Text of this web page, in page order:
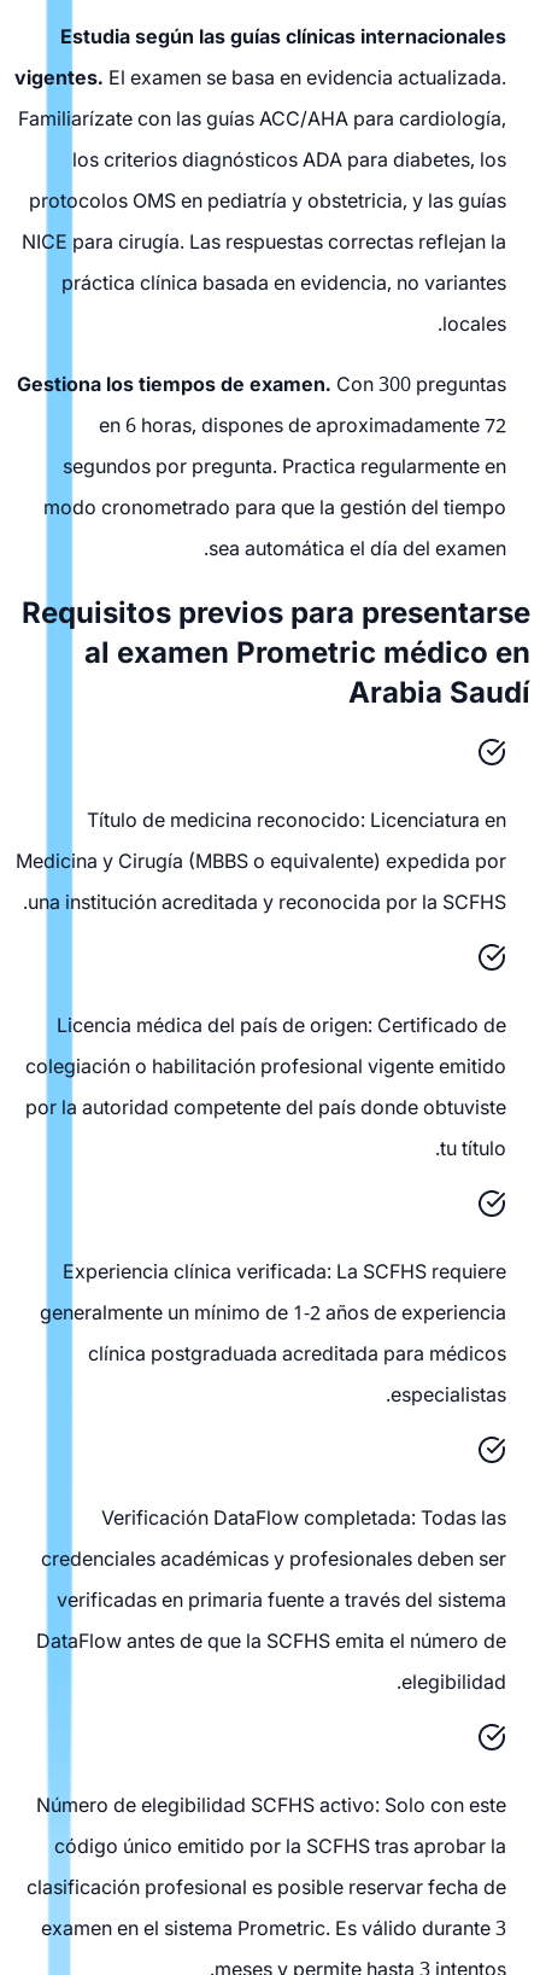
Estudia según las guías clínicas internacionales
vigentes.El examen se basa en evidencia actualizada.
Familiarízate con las guías ACC/AHA para cardiología,
los criterios diagnósticos ADA para diabetes, los
protocolos OMS en pediatría y obstetricia, y las guías
NICE para cirugía. Las respuestas correctas reflejan la
práctica clínica basada en evidencia, no variantes
locales.
Gestiona los tiempos de examen.Con 300 preguntas
en 6 horas, dispones de aproximadamente 72
segundos por pregunta. Practica regularmente en
modo cronometrado para que la gestión del tiempo
sea automática el día del examen.
Requisitos previos para presentarse
al examen Prometric médico en
Arabia Saudí
Título de medicina reconocido: Licenciatura en
Medicina y Cirugía (MBBS o equivalente) expedida por
una institución acreditada y reconocida por la SCFHS.
Licencia médica del país de origen: Certificado de
colegiación o habilitación profesional vigente emitido
por la autoridad competente del país donde obtuviste
tu título.
Experiencia clínica verificada: La SCFHS requiere
generalmente un mínimo de 1-2 años de experiencia
clínica postgraduada acreditada para médicos
especialistas.
Verificación DataFlow completada: Todas las
credenciales académicas y profesionales deben ser
verificadas en primaria fuente a través del sistema
DataFlow antes de que la SCFHS emita el número de
elegibilidad.
Número de elegibilidad SCFHS activo: Solo con este
código único emitido por la SCFHS tras aprobar la
clasificación profesional es posible reservar fecha de
examen en el sistema Prometric. Es válido durante 3